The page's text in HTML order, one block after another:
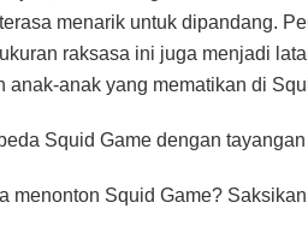
menarik untuk dipandang.
raksasa ini juga menjadi
anak-anak yang mematikan di
Squid Game dengan
menonton Squid Game?